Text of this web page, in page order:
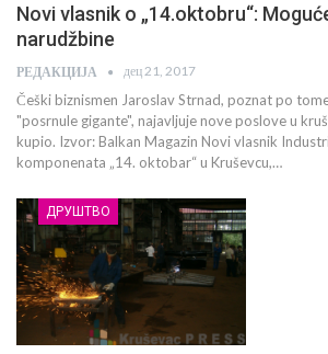
Novi vlasnik o „14.oktobru“:
narudžbine
РЕДАКЦИЈА дец 21, 2017
Češki biznismen Jaroslav Strnad, poznat po
"posrnule gigante", najavljuje nove poslove u
kupio. Izvor: Balkan Magazin Novi vlasnik
komponenata „14. oktobar“ u Kruševcu,…
ДРУШТВО